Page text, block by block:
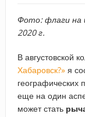
Фото: флаги на
2020 г.
В августовской
Хабаровск?»я
географических
еще на один
может стать